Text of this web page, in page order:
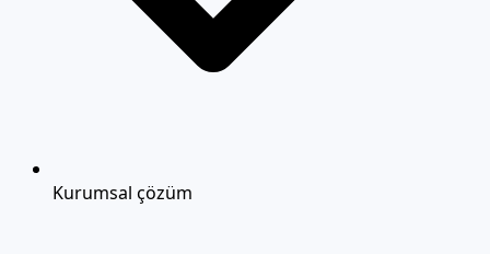
Kurumsal çözüm